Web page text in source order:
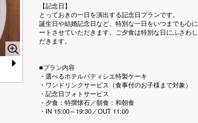
選べる記念日ケーキ（イメージ）
【記念日】
とっておきの一日を演出する記念日プランです。
誕生日や結婚記念日など、特別な一日をいつまでも心
ートさせていただきます。ご夕食は特別な日にふさわ
だきます。
■プラン内容
・選べるホテルパティシエ特製ケーキ
・ワンドリンクサービス（食事付のお子様まで対象）
・記念日フォトサービス
・夕食：特撰懐石／朝食：和朝食
・IN 15:00～19:30／OUT 11:00